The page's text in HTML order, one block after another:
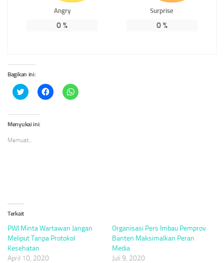
Angry
0 %
Surprise
0%
Bagikan ini:
Klik
untuk
Twitter(Membuka
di
jendela
baru)
Klik
untuk
Klik
untuk
Menyukai ini:
Memuat...
Terkait
PWI Minta Wartawan Jangan
Meliput Tanpa Protokol
Kesehatan
April 10, 2020
Organisasi Pers Imbau Pemprov
Banten Maksimalkan Peran
Media
Juli 9, 2020